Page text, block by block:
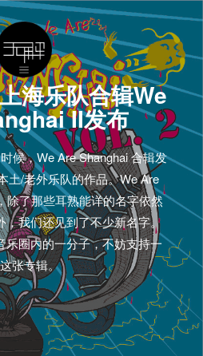
海乐队合辑We
II发布
候，We Are Shanghai 合辑发
土/老外乐队的作品。We Are
除了那些耳熟能详的名字依然
我们还见到了不少新名字。
乐圈内的一分子，不妨支持一
张专辑。